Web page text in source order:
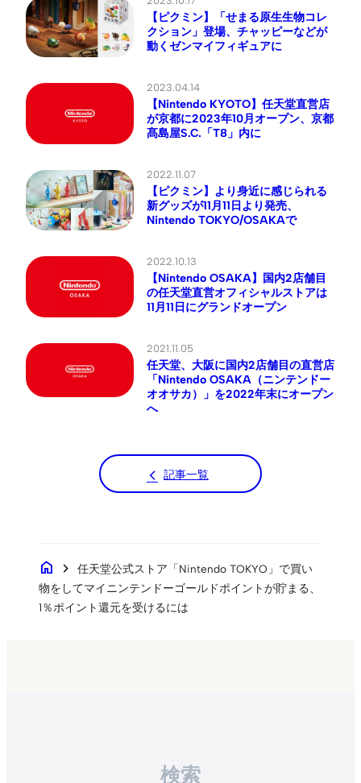
【ピクミン】「せまる原生生物コレ
クション」登場、チャッピーなどが
動くゼンマイフィギュアに
2023.04.14
【Nintendo KYOTO】任天堂直営店
が京都に2023年10月オープン、京都
髙島屋S.C.「T8」内に
2022.11.07
【ピクミン】より身近に感じられる
新グッズが11月11日より発売、
Nintendo TOKYO/OSAKAで
2022.10.13
【Nintendo OSAKA】国内2店舗目
の任天堂直営オフィシャルストアは
11月11日にグランドオープン
2021.11.05
任天堂、大阪に国内2店舗目の直営店
「Nintendo OSAKA（ニンテンドー
オオサカ）」を2022年末にオープン
へ
記事一覧
home chevron_right
任天堂公式ストア「Nintendo TOKYO」で買い
物をしてマイニンテンドーゴールドポイントが貯まる、
1％ポイント還元を受けるには
検索